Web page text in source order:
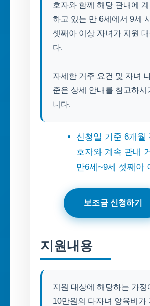
호자와 함께 해당 관내에
하고 있는 만 6세에서 9세
셋째아 이상 자녀가 지원 대
다.
자세한 거주 요건 및 자녀
준은 상세 안내를 참고하시
니다.
신청일 기준 6개월
호자와 계속 관내
만6세~9세 셋째아
보조금 신청하기
지원내용
지원 대상에 해당하는 가정
10만원의 다자녀 양육비가